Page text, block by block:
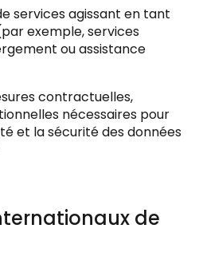
services agissant en tant
exemple, services
ou assistance
contractuelles,
nécessaires pour
et la sécurité des données
de